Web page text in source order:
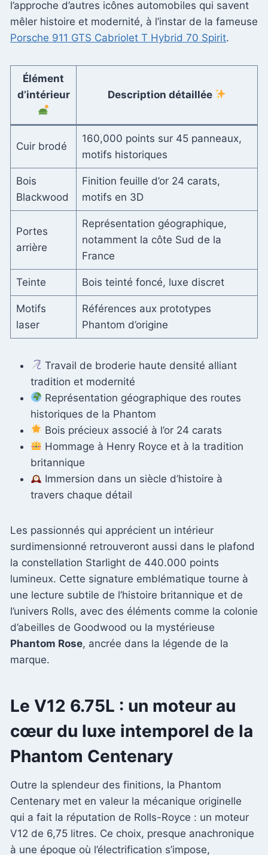
l’approche d’autres icônes automobiles qui savent
mêler histoire et modernité, à l’instar de la fameuse
Porsche 911 GTS Cabriolet T Hybrid 70 Spirit.
Élément
d’intérieur
Description détaillée
Cuir brodé
160,000 points sur 45 panneaux,
motifs historiques
Bois
Blackwood
Finition feuille d’or 24 carats,
motifs en 3D
Portes
arrière
Représentation géographique,
notamment la côte Sud de la
France
Teinte Bois teinté foncé, luxe discret
Motifs
laser
Références aux prototypes
Phantom d’origine
Travail de broderie haute densité alliant
tradition et modernité
Représentation géographique des routes
historiques de la Phantom
Bois précieux associé à l’or 24 carats
Hommage à Henry Royce et à la tradition
britannique
Immersion dans un siècle d’histoire à
travers chaque détail
Les passionnés qui apprécient un intérieur
surdimensionné retrouveront aussi dans le plafond
la constellation Starlight de 440.000 points
lumineux. Cette signature emblématique tourne à
une lecture subtile de l’histoire britannique et de
l’univers Rolls, avec des éléments comme la colonie
d’abeilles de Goodwood ou la mystérieuse
Phantom Rose, ancrée dans la légende de la
marque.
Le V12 6.75L : un moteur au
cœur du luxe intemporel de la
Phantom Centenary
Outre la splendeur des finitions, la Phantom
Centenary met en valeur la mécanique originelle
qui a fait la réputation de Rolls-Royce : un moteur
V12 de 6,75 litres. Ce choix, presque anachronique
à une époque où l’électrification s’impose,